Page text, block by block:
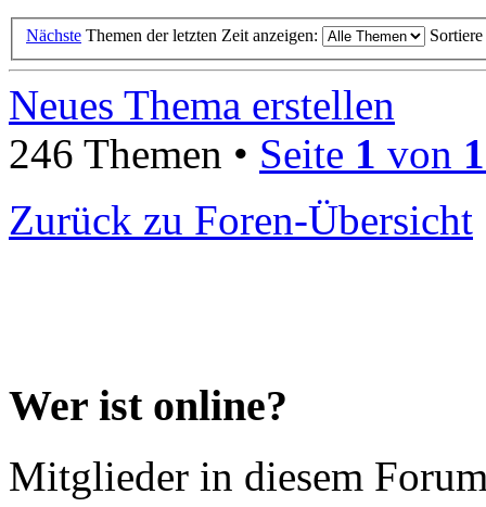
Nächste Themen der letzten Zeit anzeigen:
Neues Thema erstellen
246 Themen • Seite 1 von
Zurück zu Foren-Übersicht
Wer ist online?
Mitglieder in diesem